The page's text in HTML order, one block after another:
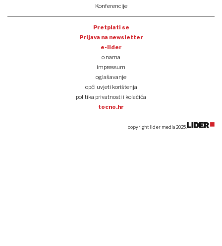
Konferencije
Pretplati se
Prijava na newsletter
e-lider
o nama
impressum
oglašavanje
opći uvjeti korištenja
politika privatnosti i kolačića
tocno.hr
copyright lider media 2025.